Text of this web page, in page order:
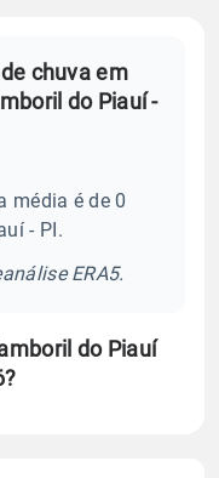
chuva em
do Piauí -
média é de 0
- PI.
ERA5.
do Piauí